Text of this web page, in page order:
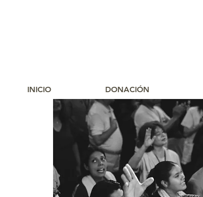
INICIO DONACIÓN